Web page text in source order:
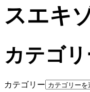
スエキ
カテゴ
カテゴリー